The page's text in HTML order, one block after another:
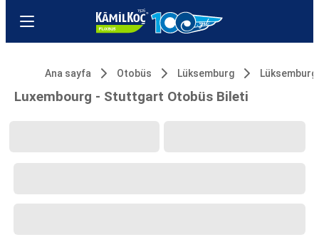
Ana sayfa Otobüs Lüksemburg Lüksemburg
Luxembourg - Stuttgart Otobüs Bileti